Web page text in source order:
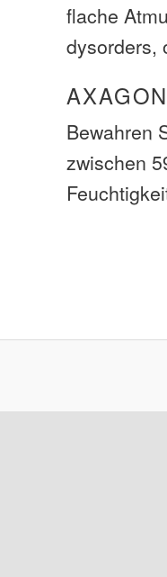
flache
dysorders,
Bewahren
zwischen